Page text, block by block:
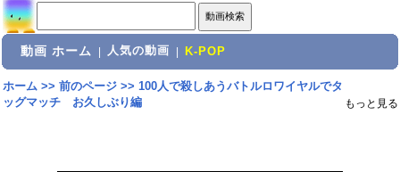
動画 ホーム 人気の動画 K-POP
ホーム>> 前のページ>> 100人で殺しあうバトルロワイヤルでタ
ッグマッチ お久しぶり編
もっと見る